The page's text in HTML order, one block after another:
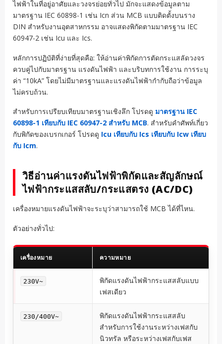
ไฟฟ้าในที่อยู่อาศัยและวงจรย่อยทั่วไป มักจะแสดงข้อมูลตาม
มาตรฐาน IEC 60898-1 เช่น Icn ส่วน MCB แบบติดตั้งบนราง
DIN สำหรับงานอุตสาหกรรม อาจแสดงพิกัดตามมาตรฐาน IEC
60947-2 เช่น Icu และ Ics.
หลักการปฏิบัติที่ง่ายที่สุดคือ: ให้อ่านค่าพิกัดการตัดกระแสลัดวงจร
ควบคู่ไปกับมาตรฐาน แรงดันไฟฟ้า และบริบทการใช้งาน การระบุ
ค่า “10kA” โดยไม่มีมาตรฐานและแรงดันไฟฟ้ากำกับถือว่าข้อมูล
ไม่ครบถ้วน.
สำหรับการเปรียบเทียบมาตรฐานเชิงลึก โปรดดู มาตรฐาน IEC
60898-1 เทียบกับ IEC 60947-2 สำหรับ MCB. สำหรับคำศัพท์เกี่ยว
กับพิกัดของเบรกเกอร์ โปรดดู Icu เทียบกับ Ics เทียบกับ Icw เทียบ
กับ Icm.
วิธีอ่านค่าแรงดันไฟฟ้าพิกัดและสัญลักษณ์
ไฟฟ้ากระแสสลับ/กระแสตรง (AC/DC)
เครื่องหมายแรงดันไฟฟ้าจะระบุว่าสามารถใช้ MCB ได้ที่ไหน.
ตัวอย่างทั่วไป:
เครื่องหมาย ความหมาย
230V~
พิกัดแรงดันไฟฟ้ากระแสสลับแบบ
เฟสเดียว
230/400V~
พิกัดแรงดันไฟฟ้ากระแสสลับ
สำหรับการใช้งานระหว่างเฟสกับ
นิวทรัล หรือระหว่างเฟสกับเฟส